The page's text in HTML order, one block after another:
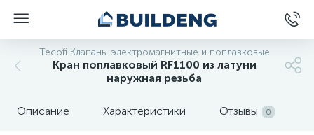
Tecofi Клапаны электромагнитные и поплавковые
Кран поплавковый RF1100 из латуни
наружная резьба
Описание Характеристики Отзывы 0